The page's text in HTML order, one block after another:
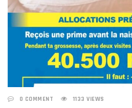
0 COMMENT 1133 VIEWS